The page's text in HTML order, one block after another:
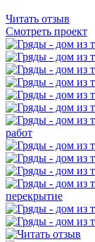
Читать отзыв
Смотреть проект